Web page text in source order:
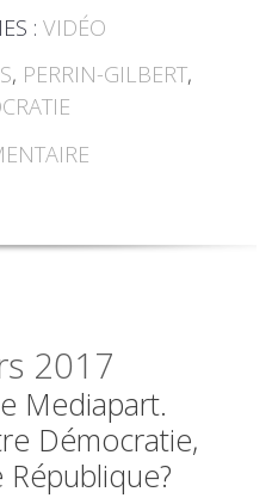
: VIDÉO
, PERRIN-GILBERT,
2017
Mediapart.
Démocratie,